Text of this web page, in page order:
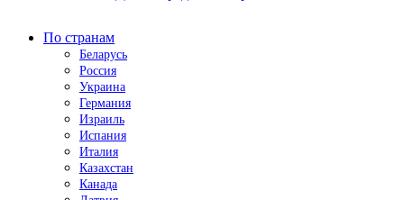
По странам
Беларусь
Россия
Украина
Германия
Израиль
Испания
Италия
Казахстан
Канада